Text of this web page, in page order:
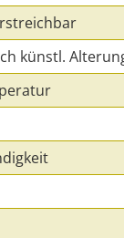
künstl.